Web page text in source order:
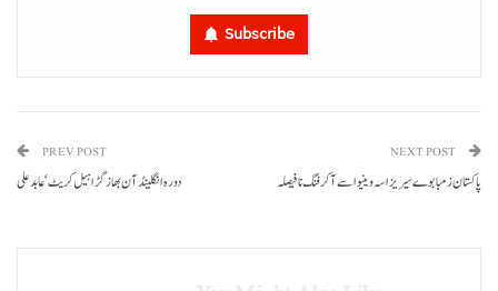
Subscribe
PREV POST
دورہ انگلینڈ آن بھاز گڑا ہیل کریٹ‘عابد علی
NEXT POST
پاکستان زمبابوے سیریز اسہ وینیو اسے آ کرفنگ نا فیصلہ